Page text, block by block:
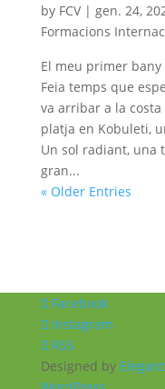
by FCV| gen. 24,
Formacions
El meu primer
Feia temps que
va arribar a la
platja en Kobuleti,
Un sol radiant, una
gran...
« Older Entries
Facebook
Instagram
RSS
Designed by